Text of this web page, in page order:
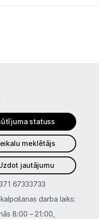
statuss
meklētājs
jautājumu
67333733
darba laiks:
8:00 – 21:00,